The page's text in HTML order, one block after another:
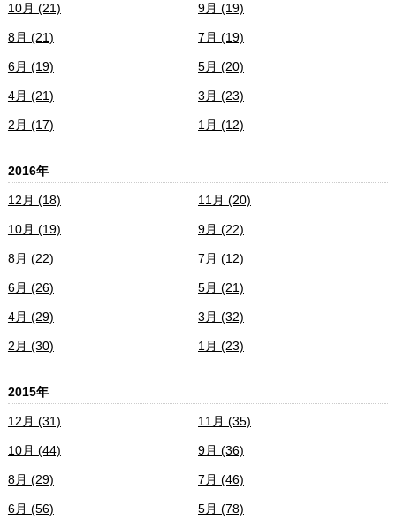
10月 (21) 9月 (19)
8月 (21) 7月 (19)
6月 (19) 5月 (20)
4月 (21) 3月 (23)
2月 (17) 1月 (12)
2016年
12月 (18) 11月 (20)
10月 (19) 9月 (22)
8月 (22) 7月 (12)
6月 (26) 5月 (21)
4月 (29) 3月 (32)
2月 (30) 1月 (23)
2015年
12月 (31) 11月 (35)
10月 (44) 9月 (36)
8月 (29) 7月 (46)
6月 (56) 5月 (78)